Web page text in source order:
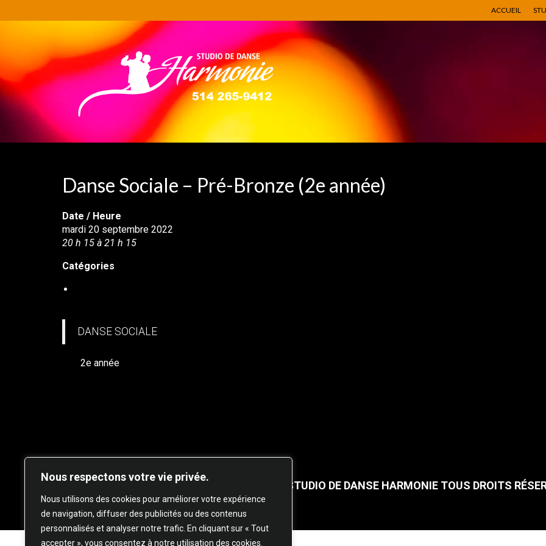
Nous respectons votre vie privée.
Nous utilisons des cookies pour améliorer votre expérience
de navigation, diffuser des publicités ou des contenus
personnalisés et analyser notre trafic. En cliquant sur « Tout
accepter », vous consentez à notre utilisation des cookies.
ACCUEIL
Danse Sociale – Pré-Bronze (2e année)
Date / Heure
mardi 20 septembre 2022
20 h 15 à 21 h 15
Catégories
DANSE SOCIALE
2e année
© 2025 STUDIO DE DANSE HARMONIE TOUS DROITS